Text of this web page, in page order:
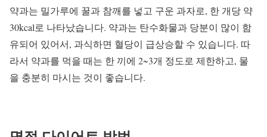
약과는 밀가루에 꿀과 참깨를 넣고 구운 과자로, 한 개당 약
30kcal로 나타났습니다. 약과는 탄수화물과 당분이 많이 함
유되어 있어서, 과식하면 혈당이 급상승할 수 있습니다. 따
라서 약과를 먹을 때는 한 끼에 2~3개 정도로 제한하고, 물
을 충분히 마시는 것이 좋습니다.